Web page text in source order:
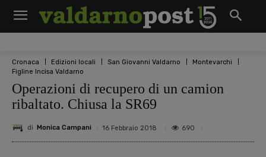
Cronaca Edizioni locali San Giovanni Valdarno
Montevarchi
Figline Incisa Valdarno
Operazioni di recupero di un camion
ribaltato. Chiusa la SR69
di Monica Campani 16 Febbraio 2018 690